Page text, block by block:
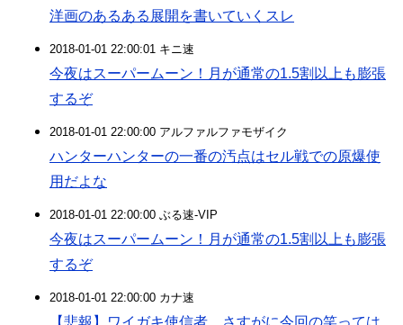
洋画のあるある展開を書いていくスレ
2018-01-01 22:00:01 キニ速
今夜はスーパームーン！月が通常の1.5割以上も膨張
するぞ
2018-01-01 22:00:00 アルファルファモザイク
ハンターハンターの一番の汚点はセル戦での原爆使
用だよな
2018-01-01 22:00:00 ぶる速-VIP
今夜はスーパームーン！月が通常の1.5割以上も膨張
するぞ
2018-01-01 22:00:00 カナ速
【悲報】ワイガキ使信者、さすがに今回の笑っては